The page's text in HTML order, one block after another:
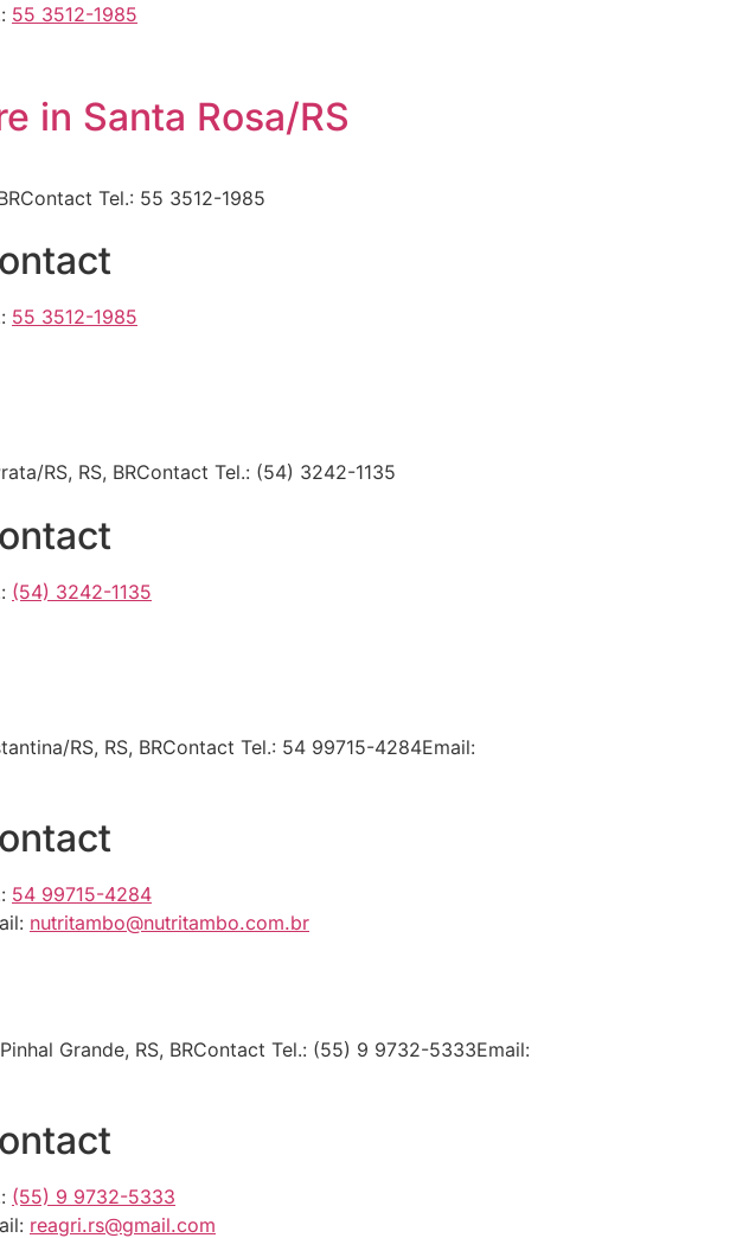
55 3512-1985
in Santa Rosa/RS
Tel.: 55 3512-1985
55 3512-1985
RS, RS, BRContact Tel.: (54) 3242-1135
(54) 3242-1135
RS, RS, BRContact Tel.: 54 99715-4284Email:
54 99715-4284
nutritambo@nutritambo.com.br
Grande, RS, BRContact Tel.: (55) 9 9732-5333Email:
(55) 9 9732-5333
reagri.rs@gmail.com